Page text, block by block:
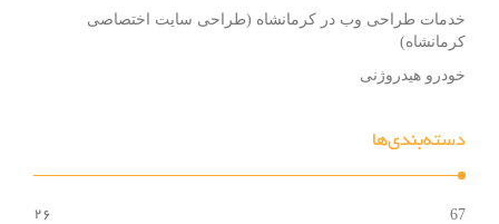
خدمات طراحی وب در کرمانشاه (طراحی سایت اختصاصی
کرمانشاه)
خودرو هیدروژنی
دسته‌بندی‌ها
67
26